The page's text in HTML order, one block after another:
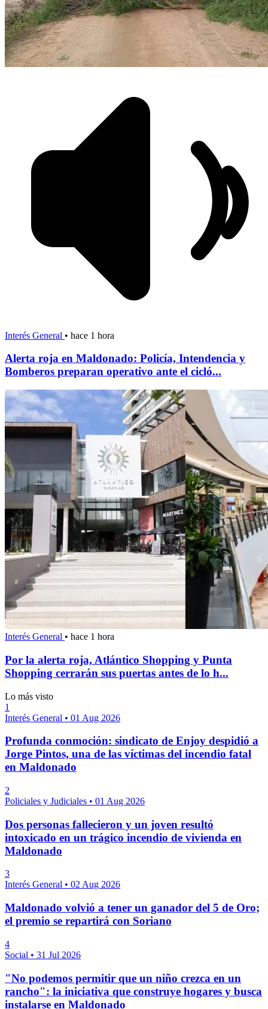
Interés General • hace 1 hora
Alerta roja en Maldonado: Policía, Intendencia y
Bomberos preparan operativo ante el cicló...
Interés General • hace 1 hora
Por la alerta roja, Atlántico Shopping y Punta
Shopping cerrarán sus puertas antes de lo h...
Lo más visto
1
Interés General • 01 Aug 2026
Profunda conmoción: sindicato de Enjoy despidió a
Jorge Pintos, una de las víctimas del incendio fatal
en Maldonado
2
Policiales y Judiciales • 01 Aug 2026
Dos personas fallecieron y un joven resultó
intoxicado en un trágico incendio de vivienda en
Maldonado
3
Interés General • 02 Aug 2026
Maldonado volvió a tener un ganador del 5 de Oro;
el premio se repartirá con Soriano
4
Social • 31 Jul 2026
"No podemos permitir que un niño crezca en un
rancho": la iniciativa que construye hogares y busca
instalarse en Maldonado